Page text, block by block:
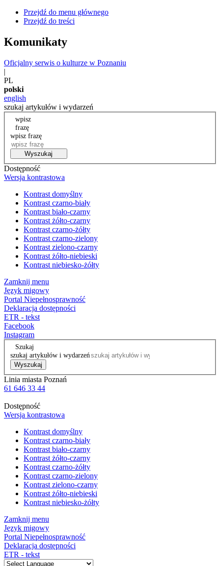
Przejdź do menu głównego
Przejdź do treści
Komunikaty
Oficjalny serwis o kulturze w Poznaniu
|
PL
polski
english
szukaj artykułów i wydarzeń
wpisz
frazę
wpisz frazę
Wyszukaj
Dostępność
Wersja kontrastowa
Kontrast domyślny
Kontrast czarno-biały
Kontrast biało-czarny
Kontrast żółto-czarny
Kontrast czarno-żółty
Kontrast czarno-zielony
Kontrast zielono-czarny
Kontrast żółto-niebieski
Kontrast niebiesko-żółty
Zamknij menu
Język migowy
Portal Niepełnosprawność
Deklaracja dostępności
ETR - tekst
Facebook
Instagram
Szukaj
szukaj artykułów i wydarzeń
Wyszukaj
Linia miasta Poznań
61 646 33 44
Dostępność
Wersja kontrastowa
Kontrast domyślny
Kontrast czarno-biały
Kontrast biało-czarny
Kontrast żółto-czarny
Kontrast czarno-żółty
Kontrast czarno-zielony
Kontrast zielono-czarny
Kontrast żółto-niebieski
Kontrast niebiesko-żółty
Zamknij menu
Język migowy
Portal Niepełnosprawność
Deklaracja dostępności
ETR - tekst